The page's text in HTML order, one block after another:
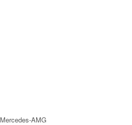
Mercedes-AMG